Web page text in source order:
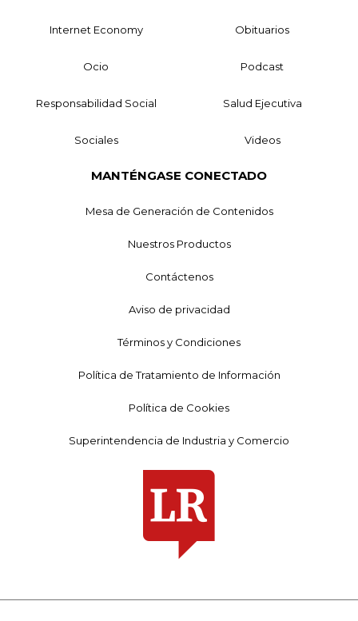
Internet Economy Obituarios
Ocio Podcast
Responsabilidad Social Salud Ejecutiva
Sociales Videos
MANTÉNGASE CONECTADO
Mesa de Generación de Contenidos
Nuestros Productos
Contáctenos
Aviso de privacidad
Términos y Condiciones
Política de Tratamiento de Información
Política de Cookies
Superintendencia de Industria y Comercio